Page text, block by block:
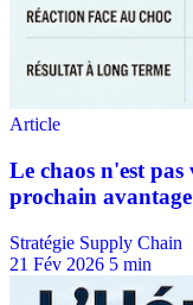
Stratégie Supply Chain
21 Fév 2026 5 min